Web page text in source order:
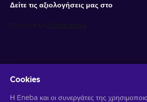
Δείτε τις αξιολογήσεις μας στο
Λάβετε προσωποποιημένες προσφορές
Cookies
Η Eneba και οι συνεργάτες της